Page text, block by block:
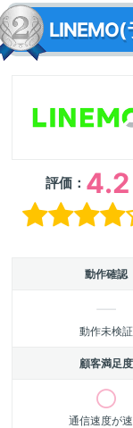
評価： 4.2
動作確認
動作未検証
顧客満足度
通信速度が